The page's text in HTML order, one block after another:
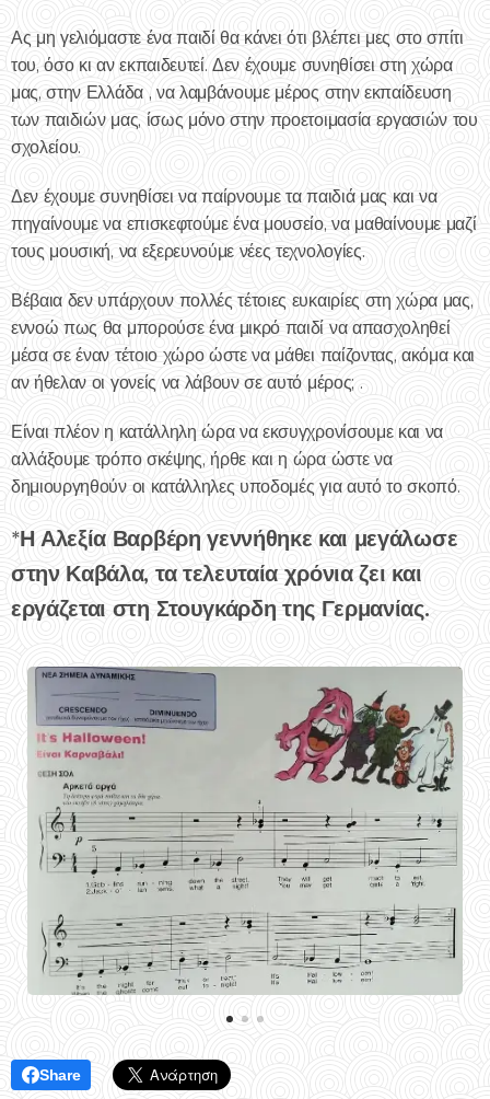
Ας μη γελιόμαστε ένα παιδί θα κάνει ότι βλέπει μες στο σπίτι
του, όσο κι αν εκπαιδευτεί. Δεν έχουμε συνηθίσει στη χώρα
μας, στην Ελλάδα , να λαμβάνουμε μέρος στην εκπαίδευση
των παιδιών μας, ίσως μόνο στην προετοιμασία εργασιών του
σχολείου.
Δεν έχουμε συνηθίσει να παίρνουμε τα παιδιά μας και να
πηγαίνουμε να επισκεφτούμε ένα μουσείο, να μαθαίνουμε μαζί
τους μουσική, να εξερευνούμε νέες τεχνολογίες.
Βέβαια δεν υπάρχουν πολλές τέτοιες ευκαιρίες στη χώρα μας,
εννοώ πως θα μπορούσε ένα μικρό παιδί να απασχοληθεί
μέσα σε έναν τέτοιο χώρο ώστε να μάθει παίζοντας, ακόμα και
αν ήθελαν οι γονείς να λάβουν σε αυτό μέρος; .
Είναι πλέον η κατάλληλη ώρα να εκσυγχρονίσουμε και να
αλλάξουμε τρόπο σκέψης, ήρθε και η ώρα ώστε να
δημιουργηθούν οι κατάλληλες υποδομές για αυτό το σκοπό.
*Η Αλεξία Βαρβέρη γεννήθηκε και μεγάλωσε
στην Καβάλα, τα τελευταία χρόνια ζει και
εργάζεται στη Στουγκάρδη της Γερμανίας.
Share